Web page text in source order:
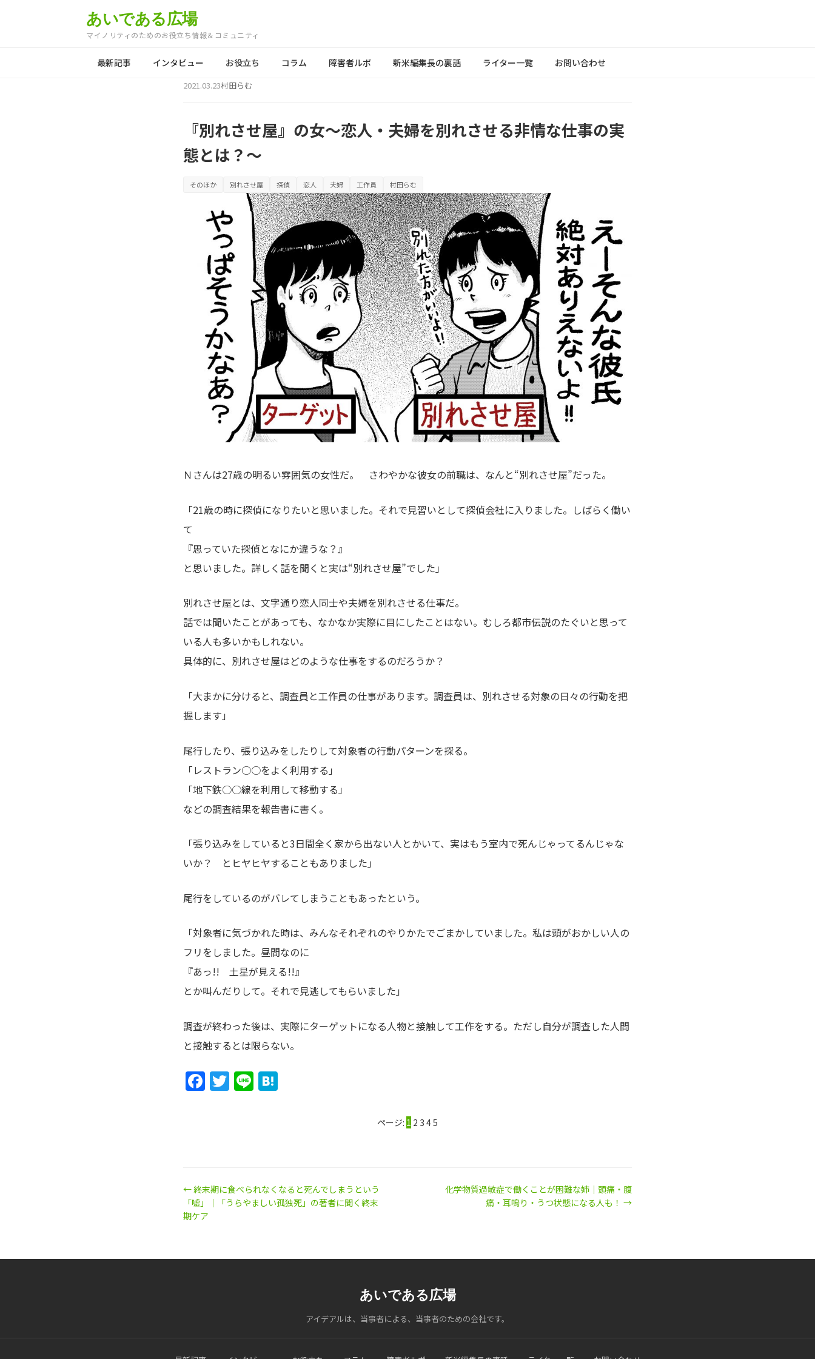
あいである広場
マイノリティのためのお役立ち情報＆コミュニティ
最新記事 インタビュー お役立ち コラム 障害者ルポ 新米編集長の裏話 ライター一覧 お問い合わせ
2021.03.23村田らむ
『別れさせ屋』の女～恋人・夫婦を別れさせる非情な仕事の実
態とは？～
そのほか 別れさせ屋 探偵 恋人 夫婦 工作員 村田らむ
Ｎさんは27歳の明るい雰囲気の女性だ。 さわやかな彼女の前職は、なんと“別れさせ屋”だった。
「21歳の時に探偵になりたいと思いました。それで見習いとして探偵会社に入りました。しばらく働い
て
『思っていた探偵となにか違うな？』
と思いました。詳しく話を聞くと実は“別れさせ屋”でした」
別れさせ屋とは、文字通り恋人同士や夫婦を別れさせる仕事だ。
話では聞いたことがあっても、なかなか実際に目にしたことはない。むしろ都市伝説のたぐいと思って
いる人も多いかもしれない。
具体的に、別れさせ屋はどのような仕事をするのだろうか？
「大まかに分けると、調査員と工作員の仕事があります。調査員は、別れさせる対象の日々の行動を把
握します」
尾行したり、張り込みをしたりして対象者の行動パターンを探る。
「レストラン○○をよく利用する」
「地下鉄○○線を利用して移動する」
などの調査結果を報告書に書く。
「張り込みをしていると3日間全く家から出ない人とかいて、実はもう室内で死んじゃってるんじゃな
いか？ とヒヤヒヤすることもありました」
尾行をしているのがバレてしまうこともあったという。
「対象者に気づかれた時は、みんなそれぞれのやりかたでごまかしていました。私は頭がおかしい人の
フリをしました。昼間なのに
『あっ!! 土星が見える!!』
とか叫んだりして。それで見逃してもらいました」
調査が終わった後は、実際にターゲットになる人物と接触して工作をする。ただし自分が調査した人間
と接触するとは限らない。
Facebook
Twitter
Line
ページ: 1 2 3 45
← 終末期に食べられなくなると死んでしまうという
「嘘」｜「うらやましい孤独死」の著者に聞く終末
期ケア
化学物質過敏症で働くことが困難な姉｜頭痛・腹
痛・耳鳴り・うつ状態になる人も！ →
あいである広場
アイデアルは、当事者による、当事者のための会社です。